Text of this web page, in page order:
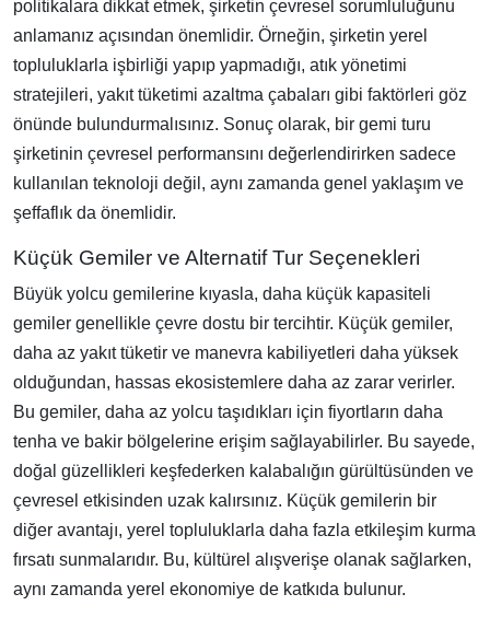
politikalara dikkat etmek, şirketin çevresel sorumluluğunu
anlamanız açısından önemlidir. Örneğin, şirketin yerel
topluluklarla işbirliği yapıp yapmadığı, atık yönetimi
stratejileri, yakıt tüketimi azaltma çabaları gibi faktörleri göz
önünde bulundurmalısınız. Sonuç olarak, bir gemi turu
şirketinin çevresel performansını değerlendirirken sadece
kullanılan teknoloji değil, aynı zamanda genel yaklaşım ve
şeffaflık da önemlidir.
Küçük Gemiler ve Alternatif Tur Seçenekleri
Büyük yolcu gemilerine kıyasla, daha küçük kapasiteli
gemiler genellikle çevre dostu bir tercihtir. Küçük gemiler,
daha az yakıt tüketir ve manevra kabiliyetleri daha yüksek
olduğundan, hassas ekosistemlere daha az zarar verirler.
Bu gemiler, daha az yolcu taşıdıkları için fiyortların daha
tenha ve bakir bölgelerine erişim sağlayabilirler. Bu sayede,
doğal güzellikleri keşfederken kalabalığın gürültüsünden ve
çevresel etkisinden uzak kalırsınız. Küçük gemilerin bir
diğer avantajı, yerel topluluklarla daha fazla etkileşim kurma
fırsatı sunmalarıdır. Bu, kültürel alışverişe olanak sağlarken,
aynı zamanda yerel ekonomiye de katkıda bulunur.